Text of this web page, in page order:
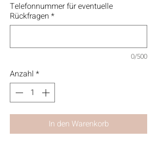
Telefonnummer für eventuelle
Rückfragen *
0/500
Anzahl *
In den Warenkorb